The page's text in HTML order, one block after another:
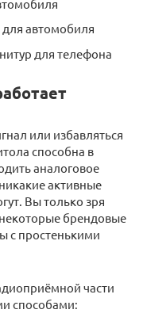
для автомобиля
для телефона
или избавляться
способна в
аналоговое
активные
Вы только зря
брендовые
с простенькими
части
способами: